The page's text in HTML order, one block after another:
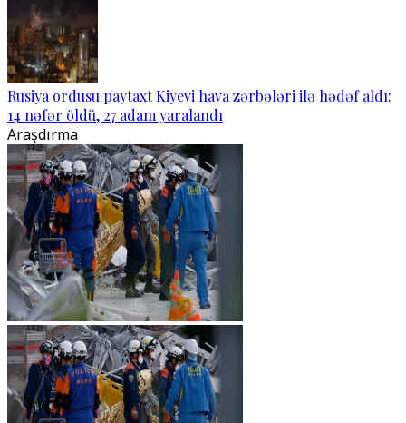
Rusiya ordusu paytaxt Kiyevi hava zərbələri ilə hədəf aldı:
14 nəfər öldü, 27 adam yaralandı
Araşdırma